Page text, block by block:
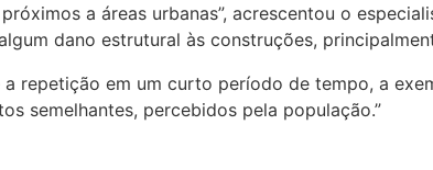
a áreas urbanas”, acrescentou o
dano estrutural às construções,
a repetição em um curto período de tempo, a
semelhantes, percebidos pela população.”